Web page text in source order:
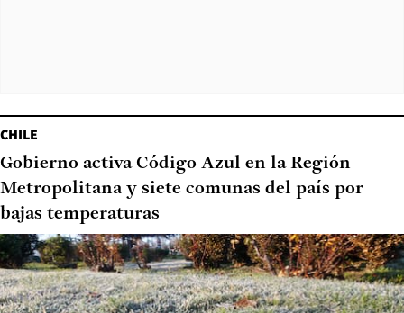
CHILE
Gobierno activa Código Azul en la Región
Metropolitana y siete comunas del país por
bajas temperaturas